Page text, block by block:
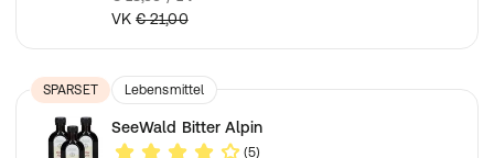
VK € 21,00
SPARSET Lebensmittel
SeeWald Bitter Alpin
(5)